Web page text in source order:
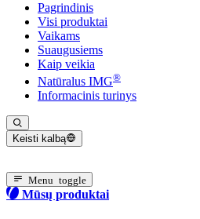
Pagrindinis
Visi produktai
Vaikams
Suaugusiems
Kaip veikia
Natūralus IMG®
Informacinis turinys
Keisti kalbą
Menu toggle
Mūsų produktai